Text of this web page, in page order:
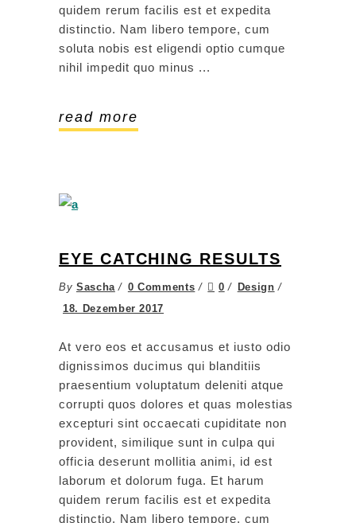
quidem rerum facilis est et expedita
distinctio. Nam libero tempore, cum
soluta nobis est eligendi optio cumque
nihil impedit quo minus
read more
EYE CATCHING RESULTS
By Sascha 0 Comments 0
Design
18. Dezember 2017
At vero eos et accusamus et iusto odio
dignissimos ducimus qui blanditiis
praesentium voluptatum deleniti atque
corrupti quos dolores et quas molestias
excepturi sint occaecati cupiditate non
provident, similique sunt in culpa qui
officia deserunt mollitia animi, id est
laborum et dolorum fuga. Et harum
quidem rerum facilis est et expedita
distinctio. Nam libero tempore, cum